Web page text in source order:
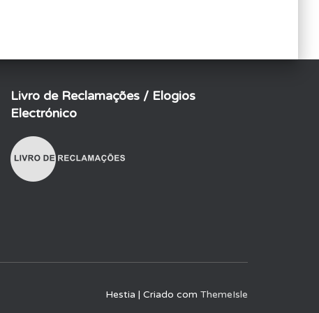
Livro de Reclamações / Elogios
Electrónico
Hestia | Criado com ThemeIsle